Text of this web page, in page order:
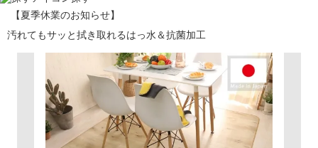
【夏季休業のお知らせ】
汚れてもサッと拭き取れるはっ水＆抗菌加工